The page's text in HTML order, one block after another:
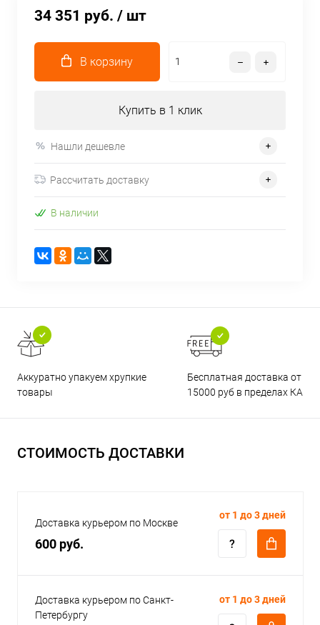
34 351 руб. / шт
В корзину
Купить в 1 клик
Нашли дешевле
Рассчитать доставку
В наличии
Аккуратно упакуем хрупкие
товары
Бесплатная доставка от
15000 руб в пределах КАД
СТОИМОСТЬ ДОСТАВКИ
Доставка курьером по Москве
600 руб.
от 1 до 3 дней
Доставка курьером по Санкт-
Петербургу
от 1 до 3 дней